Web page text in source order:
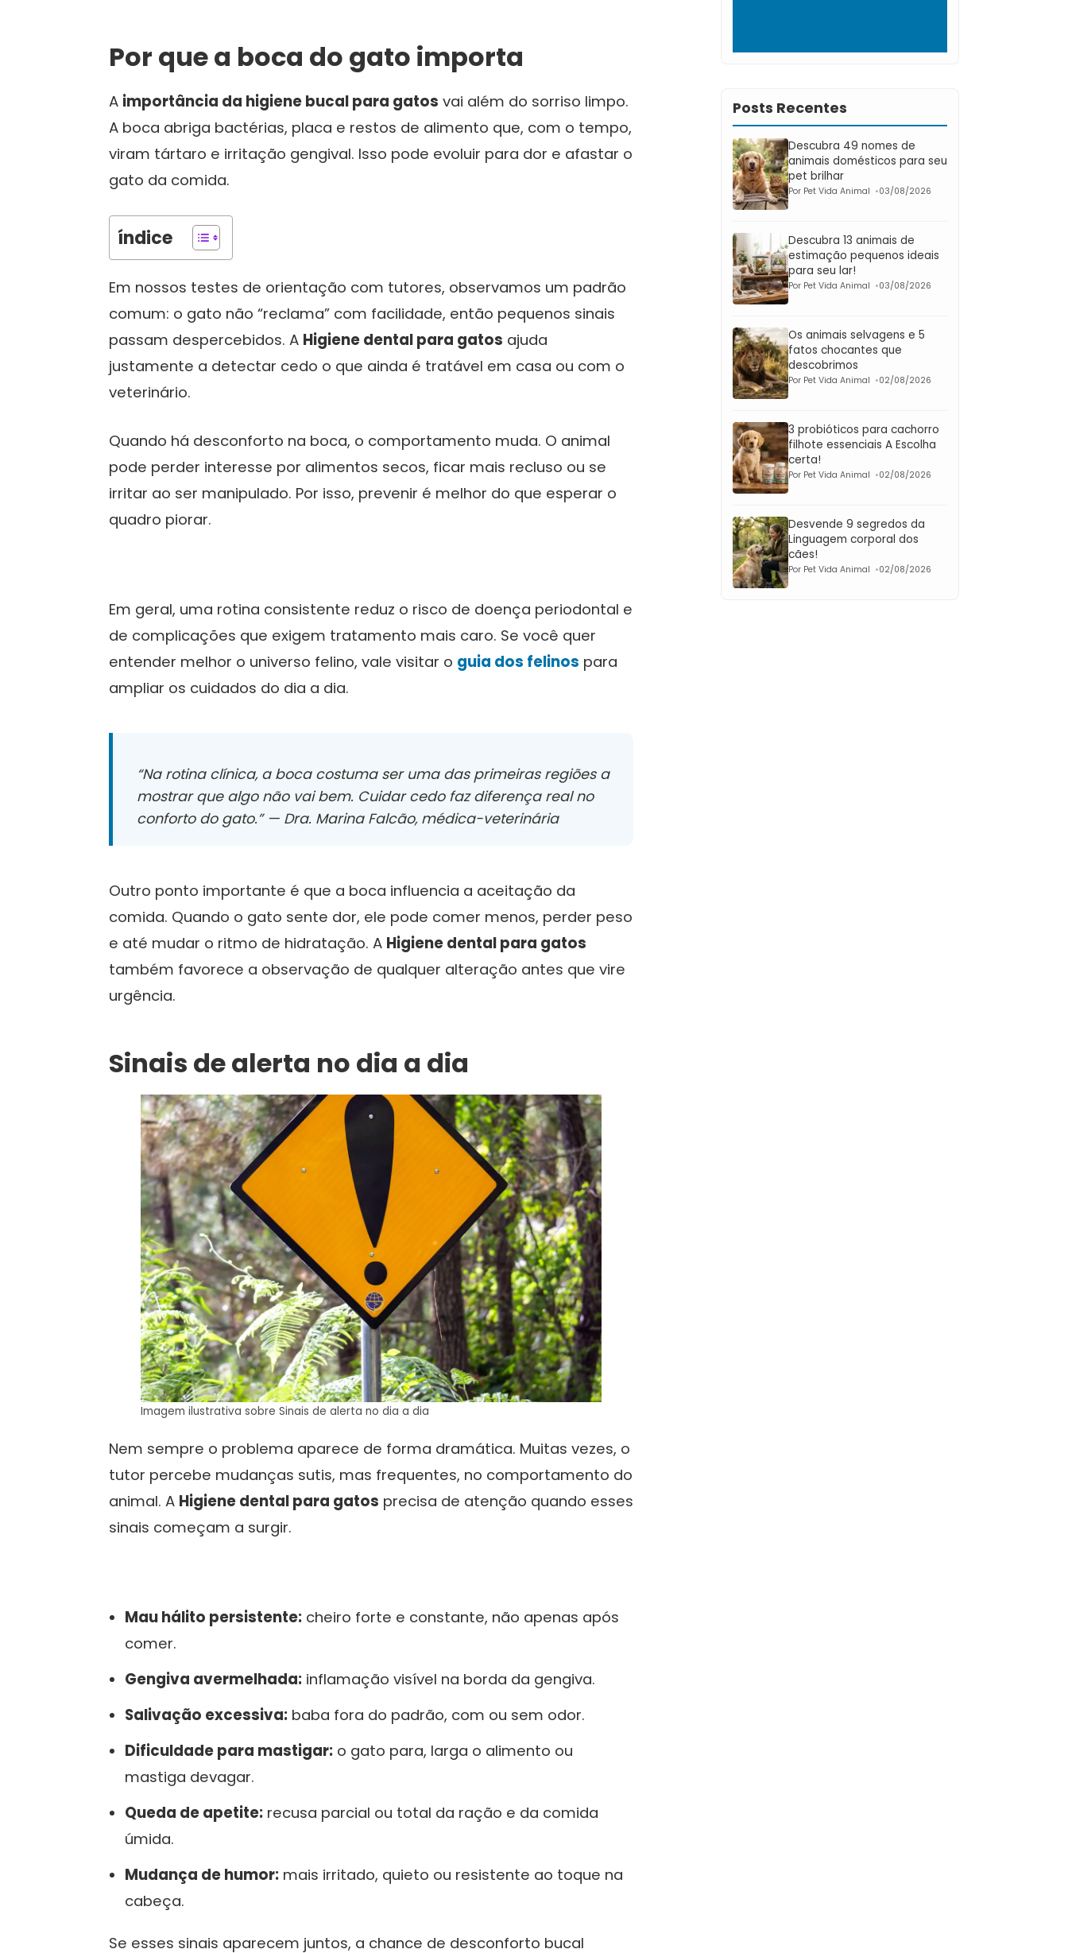
Por que a boca do gato importa
A importância da higiene bucal para gatos vai além do sorriso limpo.
A boca abriga bactérias, placa e restos de alimento que, com o tempo,
viram tártaro e irritação gengival. Isso pode evoluir para dor e afastar o
gato da comida.
índice
Em nossos testes de orientação com tutores, observamos um padrão
comum: o gato não “reclama” com facilidade, então pequenos sinais
passam despercebidos. A Higiene dental para gatos ajuda
justamente a detectar cedo o que ainda é tratável em casa ou com o
veterinário.
Quando há desconforto na boca, o comportamento muda. O animal
pode perder interesse por alimentos secos, ficar mais recluso ou se
irritar ao ser manipulado. Por isso, prevenir é melhor do que esperar o
quadro piorar.
Em geral, uma rotina consistente reduz o risco de doença periodontal e
de complicações que exigem tratamento mais caro. Se você quer
entender melhor o universo felino, vale visitar o guia dos felinos para
ampliar os cuidados do dia a dia.
“Na rotina clínica, a boca costuma ser uma das primeiras regiões a
mostrar que algo não vai bem. Cuidar cedo faz diferença real no
conforto do gato.” — Dra. Marina Falcão, médica-veterinária
Outro ponto importante é que a boca influencia a aceitação da
comida. Quando o gato sente dor, ele pode comer menos, perder peso
e até mudar o ritmo de hidratação. A Higiene dental para gatos
também favorece a observação de qualquer alteração antes que vire
urgência.
Sinais de alerta no dia a dia
Imagem ilustrativa sobre Sinais de alerta no dia a dia
Nem sempre o problema aparece de forma dramática. Muitas vezes, o
tutor percebe mudanças sutis, mas frequentes, no comportamento do
animal. A Higiene dental para gatos precisa de atenção quando esses
sinais começam a surgir.
Mau hálito persistente: cheiro forte e constante, não apenas após
comer.
Gengiva avermelhada: inflamação visível na borda da gengiva.
Salivação excessiva: baba fora do padrão, com ou sem odor.
Dificuldade para mastigar: o gato para, larga o alimento ou
mastiga devagar.
Queda de apetite: recusa parcial ou total da ração e da comida
úmida.
Mudança de humor: mais irritado, quieto ou resistente ao toque na
cabeça.
Se esses sinais aparecem juntos, a chance de desconforto bucal
Posts Recentes
Descubra 49 nomes de
animais domésticos para seu
pet brilhar
Por Pet Vida Animal 03/08/2026
Descubra 13 animais de
estimação pequenos ideais
para seu lar!
Por Pet Vida Animal 03/08/2026
Os animais selvagens e 5
fatos chocantes que
descobrimos
Por Pet Vida Animal 02/08/2026
3 probióticos para cachorro
filhote essenciais A Escolha
certa!
Por Pet Vida Animal 02/08/2026
Desvende 9 segredos da
Linguagem corporal dos
cães!
Por Pet Vida Animal 02/08/2026